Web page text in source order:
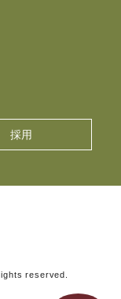
採用
reserved.